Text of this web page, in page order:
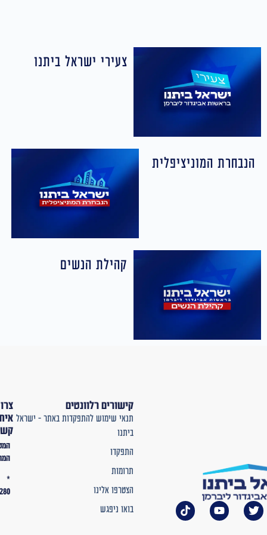
צעירי ישראל ביתנו
הנבחרת המוניציפלית
קהילת הנשים
קישורים רלוונטים
תנאי שימוש להתפקדות באתר – ישראל
ביתנו
התפקדו
תרומות
הצטרפו אלינו
בואו ניפגש
צרו
איתנו
קשר
המטה
המרכזי
2280